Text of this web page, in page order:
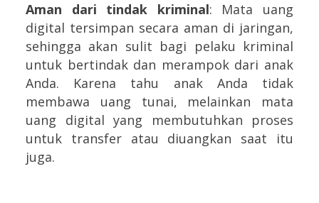
Aman dari tindak kriminal: Mata uang
digital tersimpan secara aman di jaringan,
sehingga akan sulit bagi pelaku kriminal
untuk bertindak dan merampok dari anak
Anda. Karena tahu anak Anda tidak
membawa uang tunai, melainkan mata
uang digital yang membutuhkan proses
untuk transfer atau diuangkan saat itu
juga.